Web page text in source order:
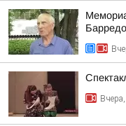
Барредо